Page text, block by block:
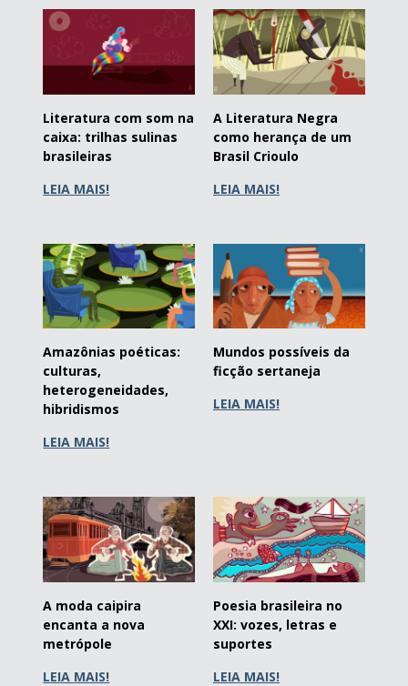
Literatura com som na
caixa: trilhas sulinas
brasileiras
LEIA MAIS!
A Literatura Negra
como herança de um
Brasil Crioulo
LEIA MAIS!
Amazônias poéticas:
culturas,
heterogeneidades,
hibridismos
LEIA MAIS!
Mundos possíveis da
ficção sertaneja
LEIA MAIS!
A moda caipira
encanta a nova
metrópole
LEIA MAIS!
Poesia brasileira no
XXI: vozes, letras e
suportes
LEIA MAIS!